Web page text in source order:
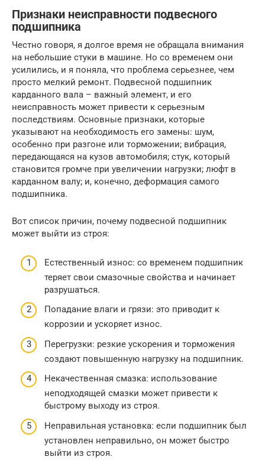
Признаки неисправности подвесного
подшипника
Честно говоря, я долгое время не обращала внимания
на небольшие стуки в машине. Но со временем они
усилились, и я поняла, что проблема серьезнее, чем
просто мелкий ремонт. Подвесной подшипник
карданного вала – важный элемент, и его
неисправность может привести к серьезным
последствиям. Основные признаки, которые
указывают на необходимость его замены: шум,
особенно при разгоне или торможении; вибрация,
передающаяся на кузов автомобиля; стук, который
становится громче при увеличении нагрузки; люфт в
карданном валу; и, конечно, деформация самого
подшипника.
Вот список причин, почему подвесной подшипник
может выйти из строя:
Естественный износ: со временем подшипник
теряет свои смазочные свойства и начинает
разрушаться.
Попадание влаги и грязи: это приводит к
коррозии и ускоряет износ.
Перегрузки: резкие ускорения и торможения
создают повышенную нагрузку на подшипник.
Некачественная смазка: использование
неподходящей смазки может привести к
быстрому выходу из строя.
Неправильная установка: если подшипник был
установлен неправильно, он может быстро
выйти из строя.